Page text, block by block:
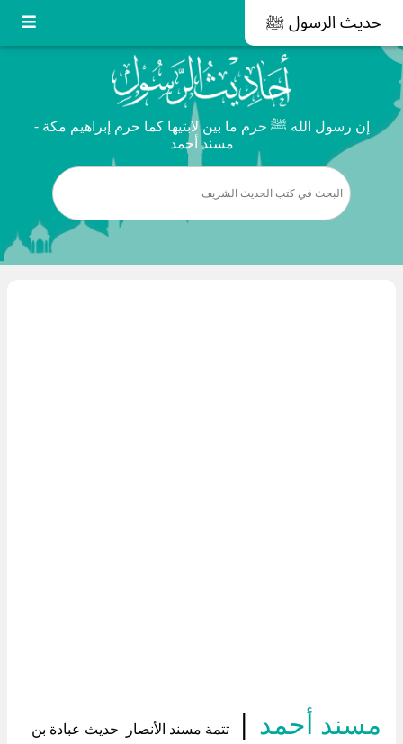
حديث الرسول ﷺ
إن رسول الله ﷺ حرم ما بين لابتيها كما حرم إبراهيم مكة -
مسند أحمد
مسند أحمد |
تتمة مسند الأنصار حديث عبادة بن